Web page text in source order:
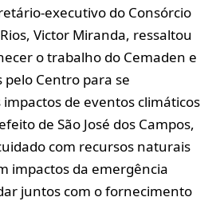
executivo do Consórcio
Victor Miranda, ressaltou
o trabalho do Cemaden e
pelo Centro para se
de eventos climáticos
de São José dos Campos,
com recursos naturais
impactos da emergência
juntos com o fornecimento